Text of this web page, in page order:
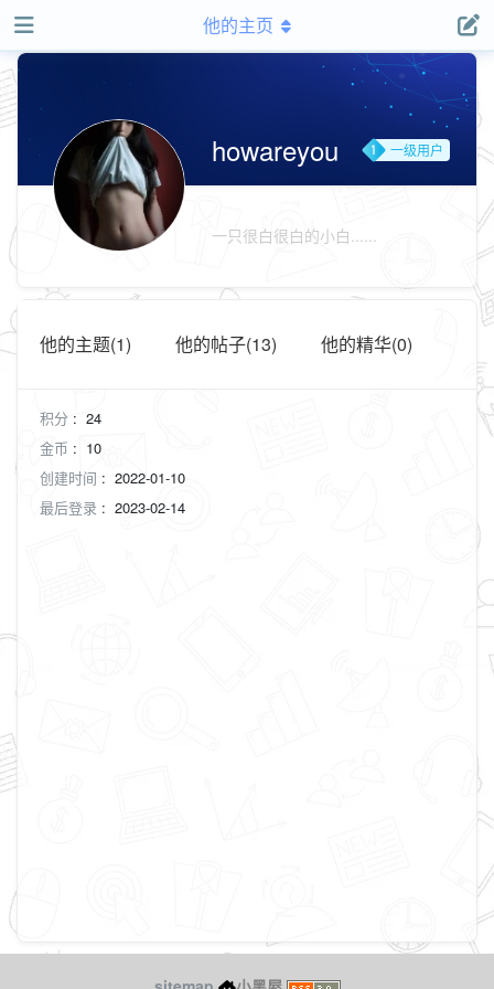
他的主页
howareyou
一级用户
一只很白很白的小白......
他的主题(1) 他的帖子(13) 他的精华(0)
积分 : 24
金币 : 10
创建时间 : 2022-01-10
最后登录 : 2023-02-14